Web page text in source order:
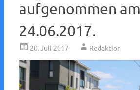
aufgenommen am
24.06.2017.
20. Juli 2017 Redaktion